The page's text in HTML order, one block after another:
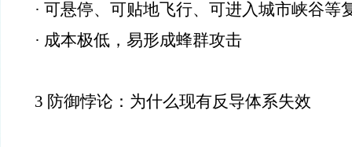
· 可悬停、可贴地飞行、可进入城市峡谷等
· 成本极低，易形成蜂群攻击
3 防御悖论：为什么现有反导体系失效